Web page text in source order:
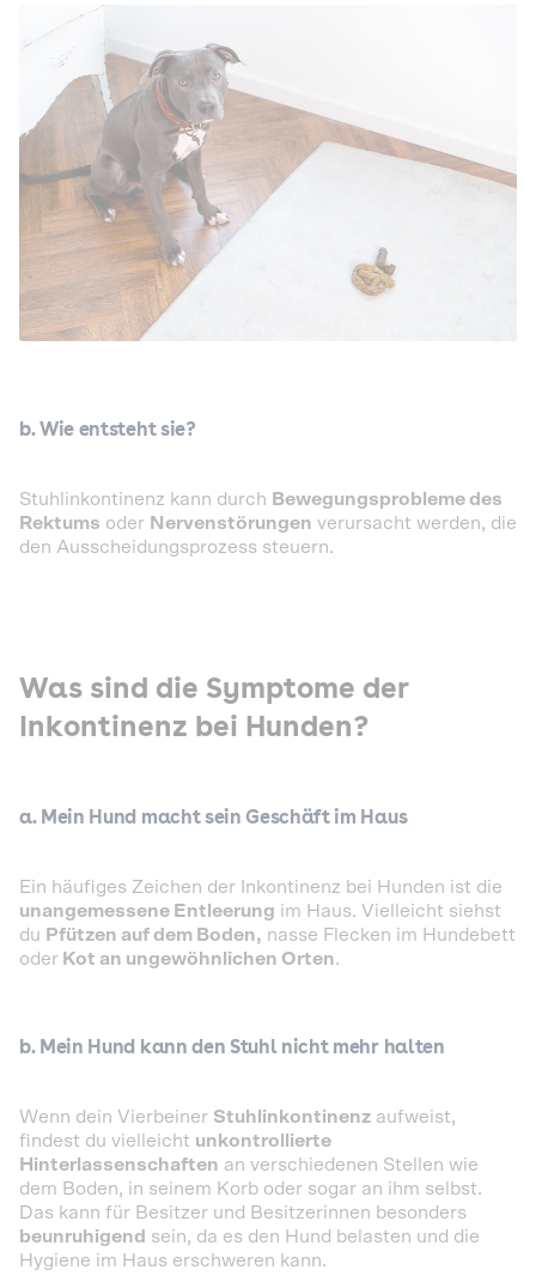
b. Wie entsteht sie?
Stuhlinkontinenz kann durch Bewegungsprobleme des
Rektums oder Nervenstörungen verursacht werden, die
den Ausscheidungsprozess steuern.
Was sind die Symptome der
Inkontinenz bei Hunden?
a. Mein Hund macht sein Geschäft im Haus
Ein häufiges Zeichen der Inkontinenz bei Hunden ist die
unangemessene Entleerung im Haus. Vielleicht siehst
du Pfützen auf dem Boden, nasse Flecken im Hundebett
oder Kot an ungewöhnlichen Orten.
b. Mein Hund kann den Stuhl nicht mehr halten
Wenn dein Vierbeiner Stuhlinkontinenz aufweist,
findest du vielleicht unkontrollierte
Hinterlassenschaften an verschiedenen Stellen wie
dem Boden, in seinem Korb oder sogar an ihm selbst.
Das kann für Besitzer und Besitzerinnen besonders
beunruhigend sein, da es den Hund belasten und die
Hygiene im Haus erschweren kann.